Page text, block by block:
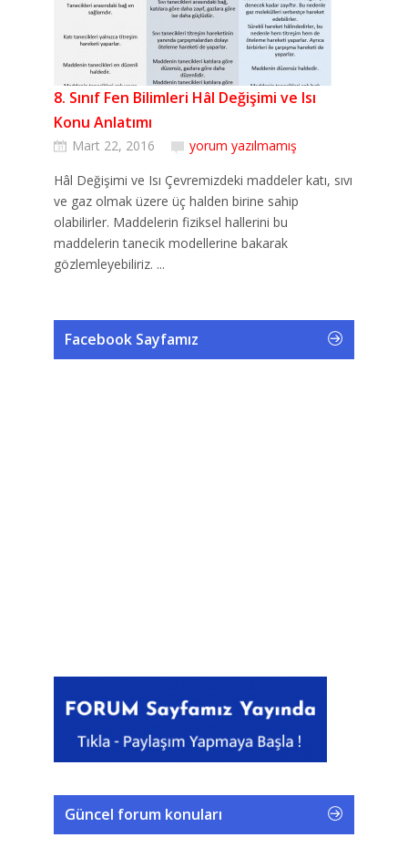
8. Sınıf Fen Bilimleri Hâl Değişimi ve Isı
Konu Anlatımı
Mart 22, 2016
yorum yazılmamış
Hâl Değişimi ve Isı Çevremizdeki maddeler katı, sıvı
ve gaz olmak üzere üç halden birine sahip
olabilirler. Maddelerin fiziksel hallerini bu
maddelerin tanecik modellerine bakarak
gözlemleyebiliriz. ...
Facebook Sayfamız
Güncel forum konuları